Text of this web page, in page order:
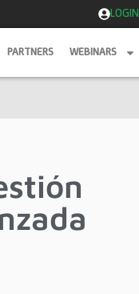
LOGIN
PARTNERS WEBINARS